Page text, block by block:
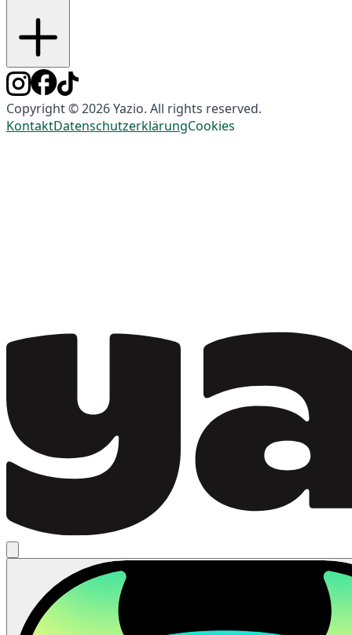
Copyright © 2026 Yazio. All rights reserved.
KontaktDatenschutzerklärungCookies